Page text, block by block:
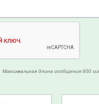
Максимальная длина сообщения 600